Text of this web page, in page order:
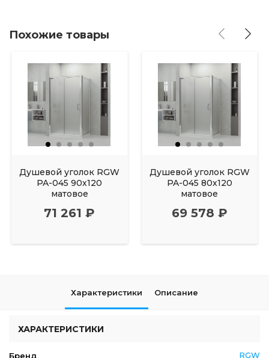
Похожие товары
Душевой уголок RGW
PA-045 90х120
матовое
71 261 ₽
Душевой уголок RGW
PA-045 80х120
матовое
69 578 ₽
Характеристики Описание
ХАРАКТЕРИСТИКИ
Бренд RGW